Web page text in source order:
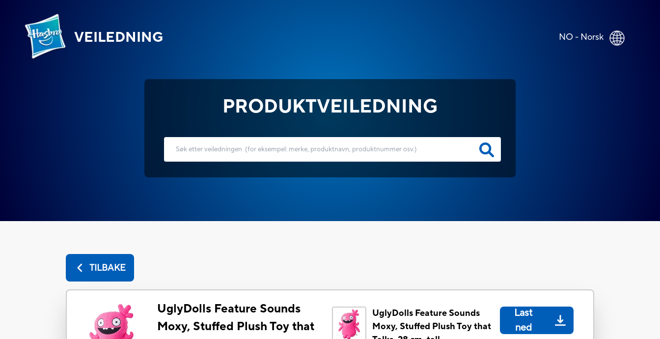
VEILEDNING NO - Norsk
PRODUKTVEILEDNING
TILBAKE
UglyDolls Feature Sounds
Moxy, Stuffed Plush Toy that
UglyDolls Feature Sounds
Moxy, Stuffed Plush Toy that
Last
ned